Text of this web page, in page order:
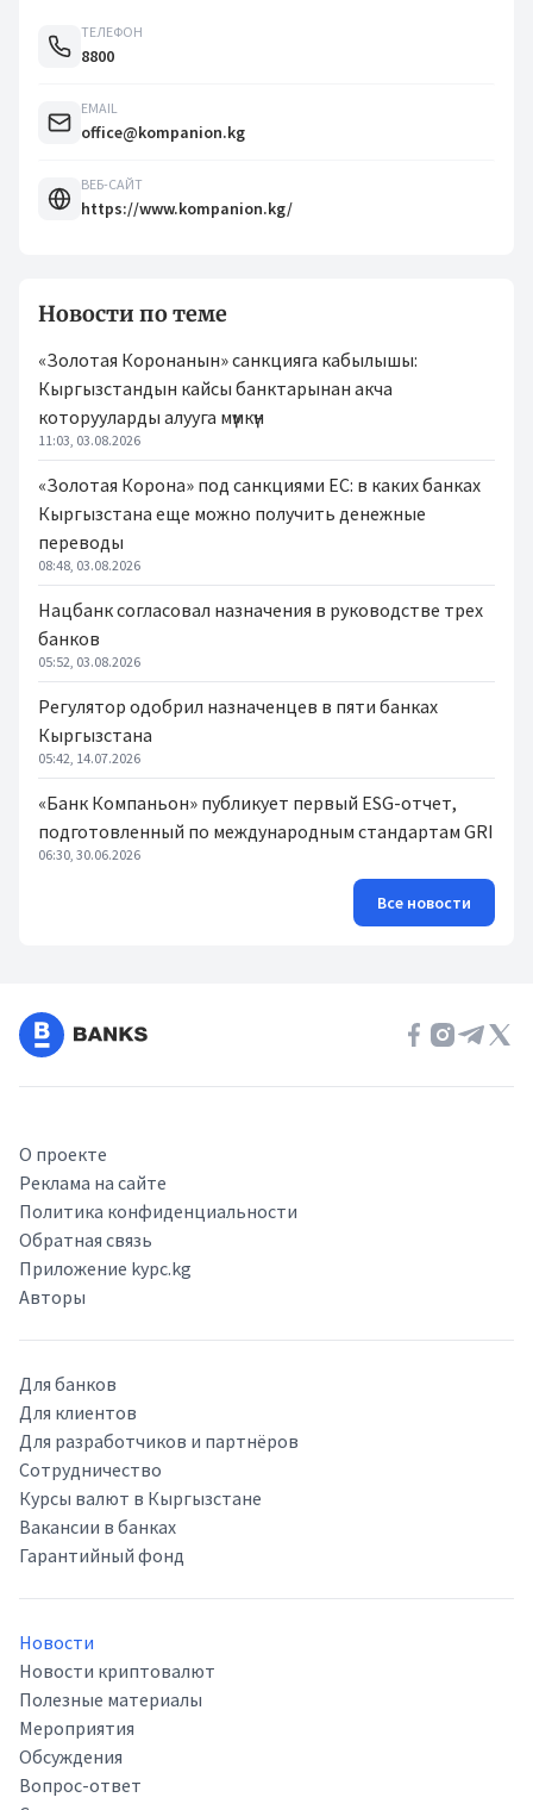
ТЕЛЕФОН
8800
EMAIL
office@kompanion.kg
ВЕБ-САЙТ
https://www.kompanion.kg/
Новости по теме
«Золотая Коронанын» санкцияга кабылышы:
Кыргызстандын кайсы банктарынан акча
которууларды алууга мүмкүн
11:03, 03.08.2026
«Золотая Корона» под санкциями ЕС: в каких банках
Кыргызстана еще можно получить денежные
переводы
08:48, 03.08.2026
Нацбанк согласовал назначения в руководстве трех
банков
05:52, 03.08.2026
Регулятор одобрил назначенцев в пяти банках
Кыргызстана
05:42, 14.07.2026
«Банк Компаньон» публикует первый ESG-отчет,
подготовленный по международным стандартам GRI
06:30, 30.06.2026
Все новости
О проекте
Реклама на сайте
Политика конфиденциальности
Обратная связь
Приложение kypc.kg
Авторы
Для банков
Для клиентов
Для разработчиков и партнёров
Сотрудничество
Курсы валют в Кыргызстане
Вакансии в банках
Гарантийный фонд
Новости
Новости криптовалют
Полезные материалы
Мероприятия
Обсуждения
Вопрос-ответ